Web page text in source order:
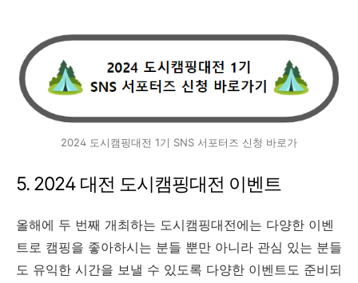
2024 도시캠핑대전 1기 SNS 서포터즈 신청 바로가
5. 2024 대전 도시캠핑대전 이벤트
올해에 두 번째 개최하는 도시캠핑대전에는 다양한 이벤
트로 캠핑을 좋아하시는 분들 뿐만 아니라 관심 있는 분들
도 유익한 시간을 보낼 수 있도록 다양한 이벤트도 준비되